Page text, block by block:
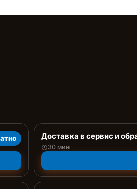
Доставка в сервис и
30 мин